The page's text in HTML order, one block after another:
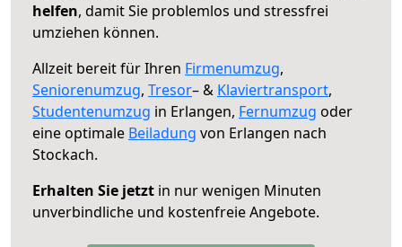
helfen, damit Sie problemlos und stressfrei
umziehen können.
Allzeit bereit für Ihren Firmenumzug,
Seniorenumzug, Tresor– & Klaviertransport,
Studentenumzug in Erlangen, Fernumzug oder
eine optimale Beiladung von Erlangen nach
Stockach.
Erhalten Sie jetzt in nur wenigen Minuten
unverbindliche und kostenfreie Angebote.